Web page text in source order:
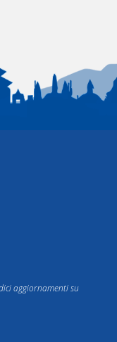
aggiornamenti su